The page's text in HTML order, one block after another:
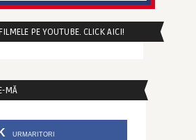
PE YOUTUBE. CLICK AICI!
MĂ
URMARITORI